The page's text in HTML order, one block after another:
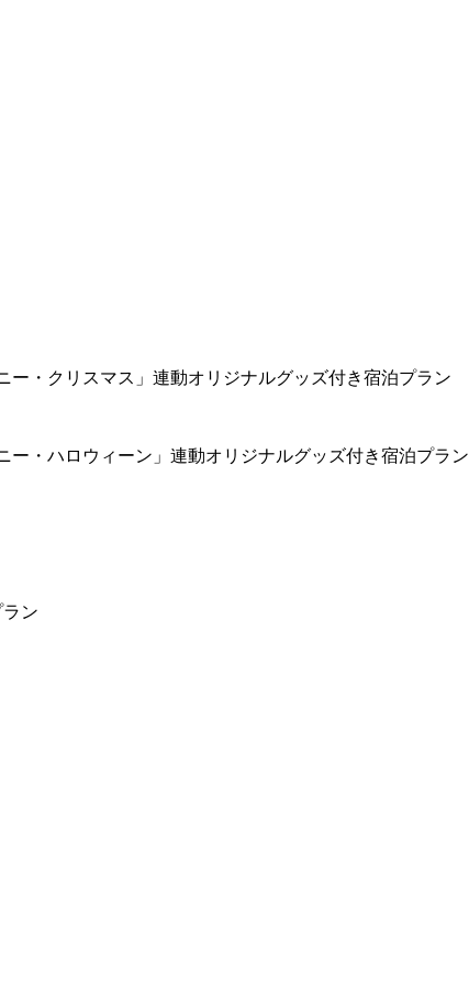
・クリスマス」連動オリジナルグッズ付き宿泊プラン
・ハロウィーン」連動オリジナルグッズ付き宿泊プラン
ン